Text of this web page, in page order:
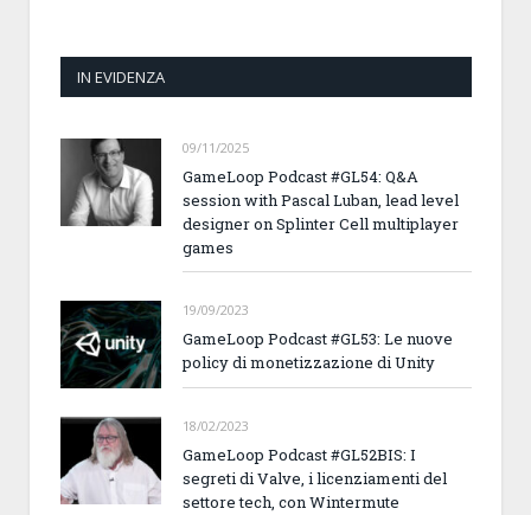
IN EVIDENZA
09/11/2025
GameLoop Podcast #GL54: Q&A
session with Pascal Luban, lead level
designer on Splinter Cell multiplayer
games
19/09/2023
GameLoop Podcast #GL53: Le nuove
policy di monetizzazione di Unity
18/02/2023
GameLoop Podcast #GL52BIS: I
segreti di Valve, i licenziamenti del
settore tech, con Wintermute